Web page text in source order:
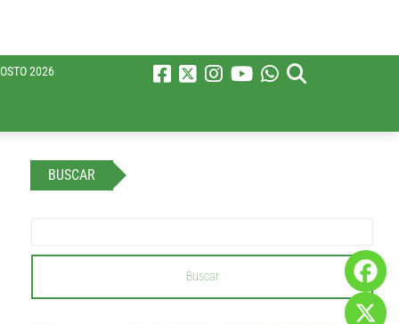
2026
BUSCAR
Buscar